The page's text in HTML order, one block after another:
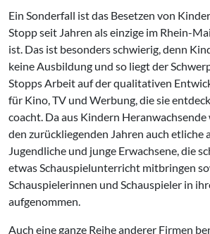
Ein Sonderfall ist das Besetzen von
Stopp seit Jahren als einzige im Rhein-
ist. Das ist besonders schwierig, denn
keine Ausbildung und so liegt der
Stopps Arbeit auf der qualitativen
für Kino, TV und Werbung, die sie
coacht. Da aus Kindern Heranwachsende
den zurückliegenden Jahren auch
Jugendliche und junge Erwachsene, die
etwas Schauspielunterricht mitbringen
Schauspielerinnen und Schauspieler in
aufgenommen.
Auch eine ganze Reihe anderer Firmen